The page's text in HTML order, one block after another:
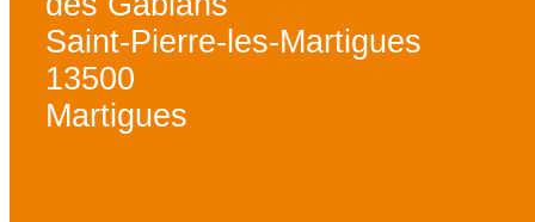
Saint-Pierre-les-Martigues
13500
Martigues